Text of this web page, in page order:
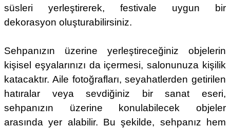
süsleri yerleştirerek, festivale uygun bir
dekorasyon oluşturabilirsiniz.
Sehpanızın üzerine yerleştireceğiniz objelerin
kişisel eşyalarınızı da içermesi, salonunuza kişilik
katacaktır. Aile fotoğrafları, seyahatlerden getirilen
hatıralar veya sevdiğiniz bir sanat eseri,
sehpanızın üzerine konulabilecek objeler
arasında yer alabilir. Bu şekilde, sehpanız hem